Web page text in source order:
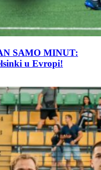
SAMO MINUT:
u Evropi!